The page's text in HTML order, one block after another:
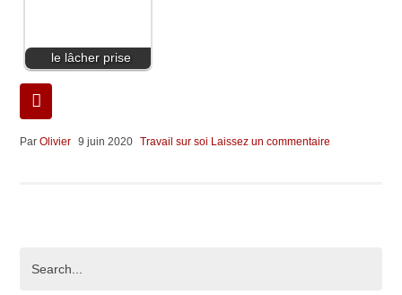
le lâcher prise
ParOlivier 9 juin 2020 Travail sur soi Laissez un commentaire